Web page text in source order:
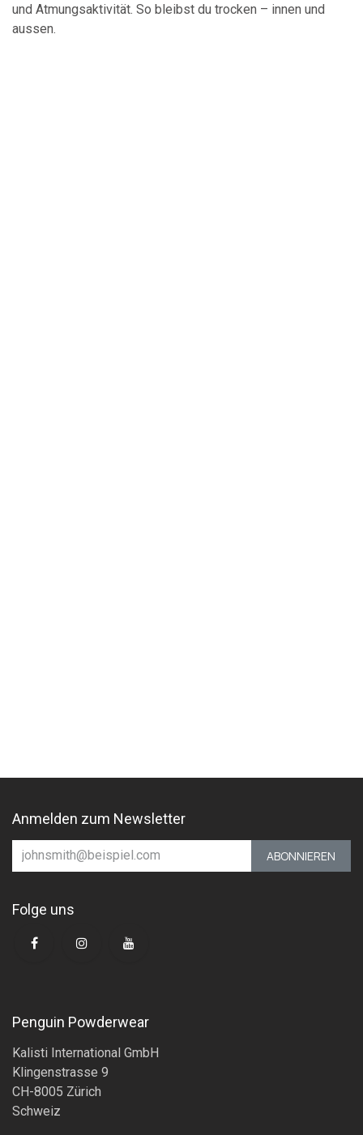
und Atmungsaktivität. So bleibst du trocken – innen und
aussen.
Anmelden zum Newsletter
ABONNIEREN
Folge uns
Penguin Powderwear
Kalisti International GmbH
Klingenstrasse 9
CH-8005 Zürich
Schweiz